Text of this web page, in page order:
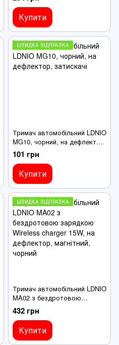
15W, на дефлектор,
затискачі, чорний
Купити
ШВИДКА ВІДПРАВКА
Тримач автомобільний LDNIO
MG10, чорний, на дефлектор,
затискачі
101 грн
Купити
ШВИДКА ВІДПРАВКА
Тримач автомобільний LDNIO
MA02 з бездротовою
зарядкою Wireless charger
15W, на дефлектор,
магнітний, чорний
432 грн
Купити